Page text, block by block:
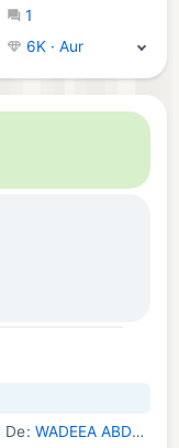
1
6K · Aur
De: WADEEA ABDULLAH